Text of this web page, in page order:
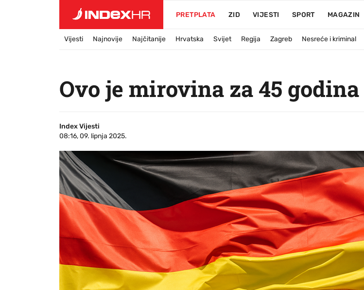
PRETPLATA ZID VIJESTI SPORT MAGAZIN
Vijesti Najnovije Najčitanije Hrvatska Svijet Regija Zagreb Nesreće i kriminal
Ovo je mirovina za 45
Index Vijesti
08:16, 09. lipnja 2025.